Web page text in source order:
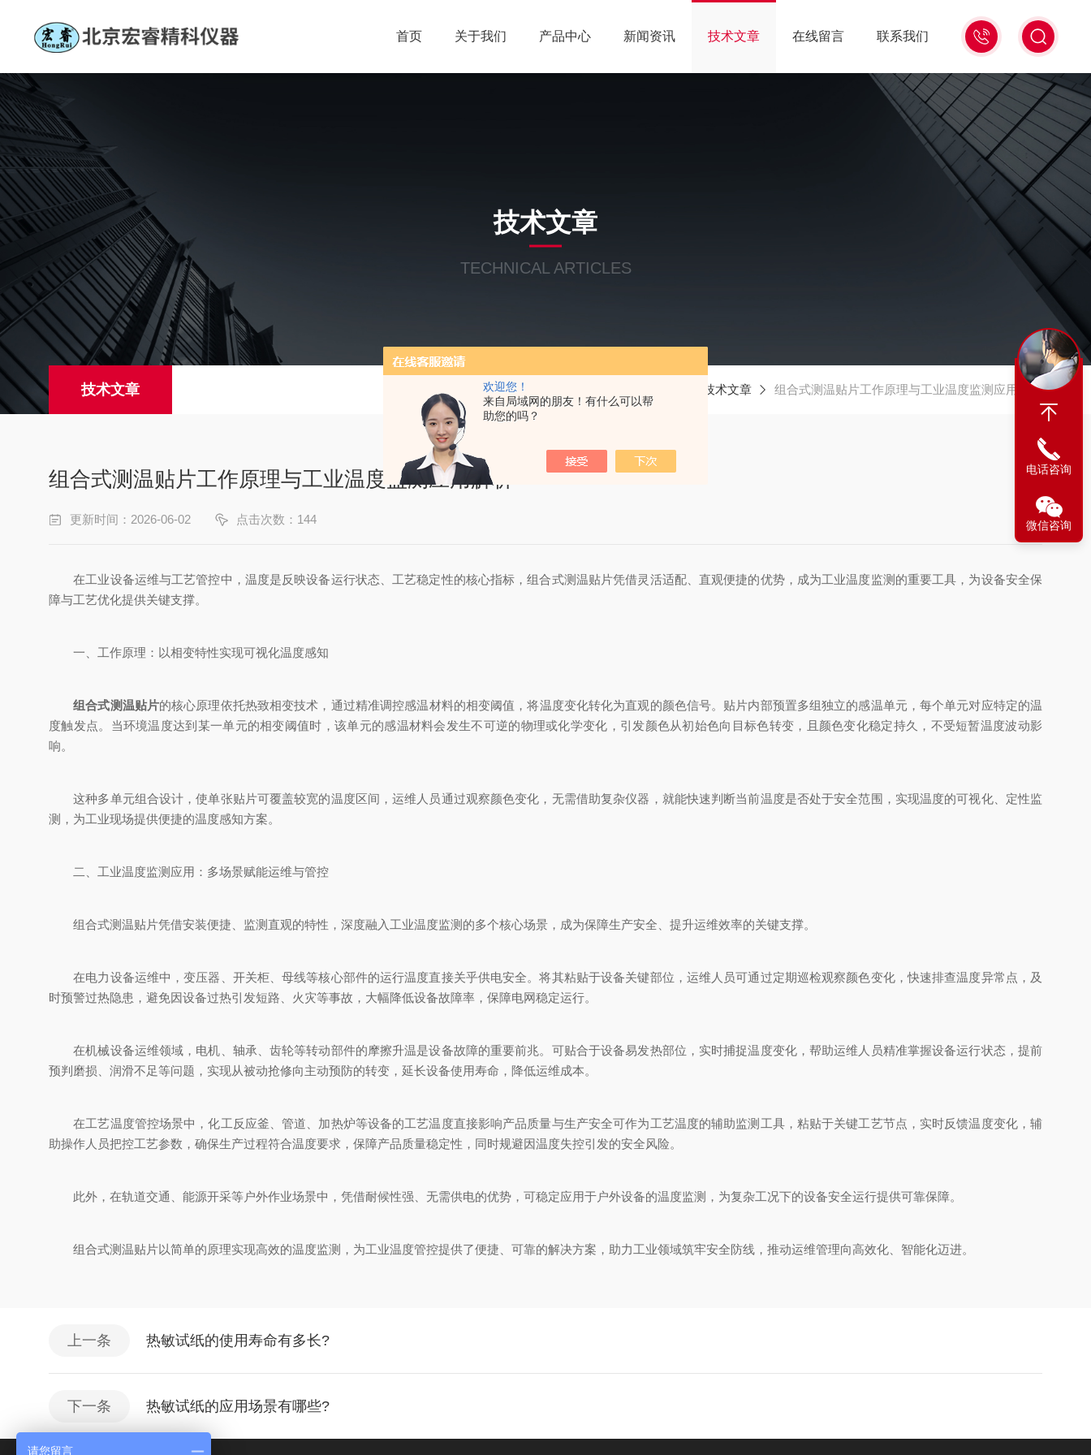
欢迎您！
来自局域网的朋友！有什么可以帮
助您的吗？
13439477936
首页 关于我们 产品中心 新闻资讯 技术文章 在线留言 联系我们
技术文章
TECHNICAL ARTICLES
技术文章 技术文章 组合式测温贴片工作原理与工业温度监测应用解析
组合式测温贴片工作原理与工业温度监测应用解析
更新时间：2026-06-02 点击次数：144
在工业设备运维与工艺管控中，温度是反映设备运行状态、工艺稳定性的核心指标，组合式测温贴片凭借灵活适配、直观便捷的优势，成为工业温度监测的重要工具，为设备安全保
障与工艺优化提供关键支撑。
一、工作原理：以相变特性实现可视化温度感知
组合式测温贴片的核心原理依托热致相变技术，通过精准调控感温材料的相变阈值，将温度变化转化为直观的颜色信号。贴片内部预置多组独立的感温单元，每个单元对应特定的温
度触发点。当环境温度达到某一单元的相变阈值时，该单元的感温材料会发生不可逆的物理或化学变化，引发颜色从初始色向目标色转变，且颜色变化稳定持久，不受短暂温度波动影
响。
这种多单元组合设计，使单张贴片可覆盖较宽的温度区间，运维人员通过观察颜色变化，无需借助复杂仪器，就能快速判断当前温度是否处于安全范围，实现温度的可视化、定性监
测，为工业现场提供便捷的温度感知方案。
二、工业温度监测应用：多场景赋能运维与管控
组合式测温贴片凭借安装便捷、监测直观的特性，深度融入工业温度监测的多个核心场景，成为保障生产安全、提升运维效率的关键支撑。
在电力设备运维中，变压器、开关柜、母线等核心部件的运行温度直接关乎供电安全。将其粘贴于设备关键部位，运维人员可通过定期巡检观察颜色变化，快速排查温度异常点，及
时预警过热隐患，避免因设备过热引发短路、火灾等事故，大幅降低设备故障率，保障电网稳定运行。
在机械设备运维领域，电机、轴承、齿轮等转动部件的摩擦升温是设备故障的重要前兆。可贴合于设备易发热部位，实时捕捉温度变化，帮助运维人员精准掌握设备运行状态，提前
预判磨损、润滑不足等问题，实现从被动抢修向主动预防的转变，延长设备使用寿命，降低运维成本。
在工艺温度管控场景中，化工反应釜、管道、加热炉等设备的工艺温度直接影响产品质量与生产安全可作为工艺温度的辅助监测工具，粘贴于关键工艺节点，实时反馈温度变化，辅
助操作人员把控工艺参数，确保生产过程符合温度要求，保障产品质量稳定性，同时规避因温度失控引发的安全风险。
此外，在轨道交通、能源开采等户外作业场景中，凭借耐候性强、无需供电的优势，可稳定应用于户外设备的温度监测，为复杂工况下的设备安全运行提供可靠保障。
组合式测温贴片以简单的原理实现高效的温度监测，为工业温度管控提供了便捷、可靠的解决方案，助力工业领域筑牢安全防线，推动运维管理向高效化、智能化迈进。
上一条 热敏试纸的使用寿命有多长?
下一条 热敏试纸的应用场景有哪些?
电话咨询
微信咨询
请您留言